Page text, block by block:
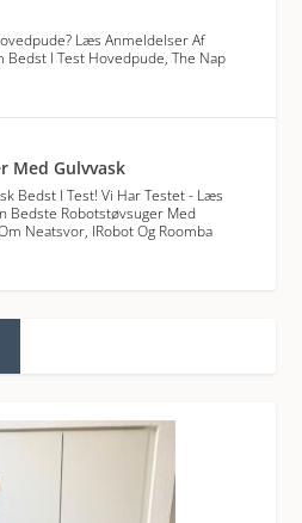
Læs Anmeldelser Af
I Test Hovedpude, The Nap
Med Gulvvask
Bedst I Test! Vi Har Testet - Læs
Bedste Robotstøvsuger Med
Neatsvor, IRobot Og Roomba